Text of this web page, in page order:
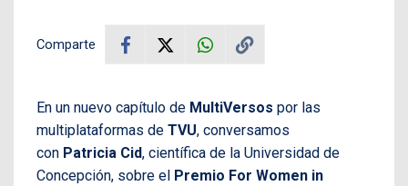
Comparte
En un nuevo capítulo de MultiVersos por las
multiplataformas de TVU, conversamos
con Patricia Cid, científica de la Universidad de
Concepción, sobre el Premio For Women in